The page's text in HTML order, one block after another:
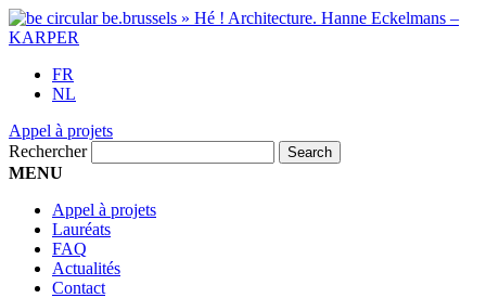
FR
NL
Appel à projets
Rechercher
MENU
Appel à projets
Lauréats
FAQ
Actualités
Contact